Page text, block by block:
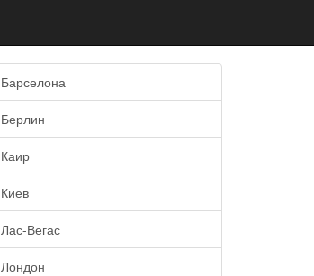
Барселона
Берлин
Каир
Киев
Лас-Вегас
Лондон